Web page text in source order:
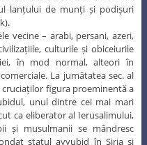
lanțului de munți și podișuri
vecine – arabi, persani, azeri,
culturile și obiceiurile
în mod normal, alteori în
La jumătatea sec. al
figura proeminentă a
unul dintre cei mai mari
ca eliberator al Ierusalimului,
și musulmanii se mândresc
statul ayyubid în Siria și